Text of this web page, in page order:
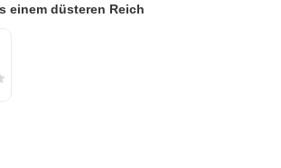
einem düsteren Reich